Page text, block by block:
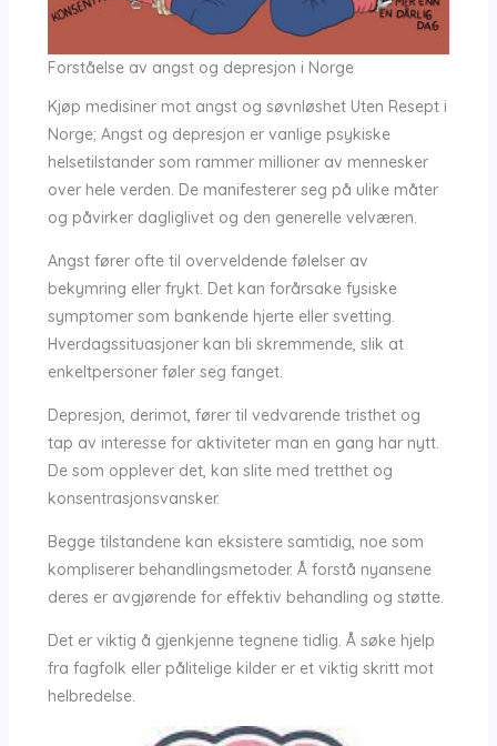
Forståelse av angst og depresjon i Norge
Kjøp medisiner mot angst og søvnløshet Uten Resept i
Norge; Angst og depresjon er vanlige psykiske
helsetilstander som rammer millioner av mennesker
over hele verden. De manifesterer seg på ulike måter
og påvirker dagliglivet og den generelle velværen.
Angst fører ofte til overveldende følelser av
bekymring eller frykt. Det kan forårsake fysiske
symptomer som bankende hjerte eller svetting.
Hverdagssituasjoner kan bli skremmende, slik at
enkeltpersoner føler seg fanget.
Depresjon, derimot, fører til vedvarende tristhet og
tap av interesse for aktiviteter man en gang har nytt.
De som opplever det, kan slite med tretthet og
konsentrasjonsvansker.
Begge tilstandene kan eksistere samtidig, noe som
kompliserer behandlingsmetoder. Å forstå nyansene
deres er avgjørende for effektiv behandling og støtte.
Det er viktig å gjenkjenne tegnene tidlig. Å søke hjelp
fra fagfolk eller pålitelige kilder er et viktig skritt mot
helbredelse.